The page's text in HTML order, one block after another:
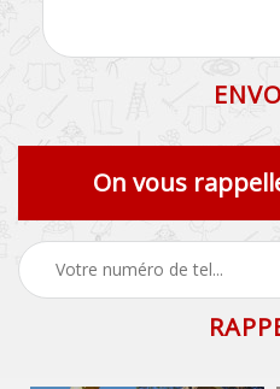
On vous